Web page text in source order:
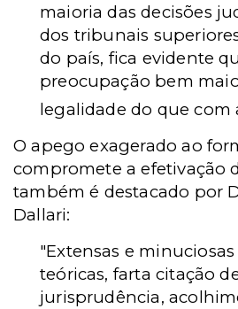
maioria das decisões
dos tribunais
do país, fica evidente
preocupação bem
legalidade do que com
O apego exagerado ao
compromete a efetivação
também é destacado por
Dallari:
"Extensas e
teóricas, farta citação
jurisprudência,